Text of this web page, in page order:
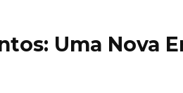
Uma Nova